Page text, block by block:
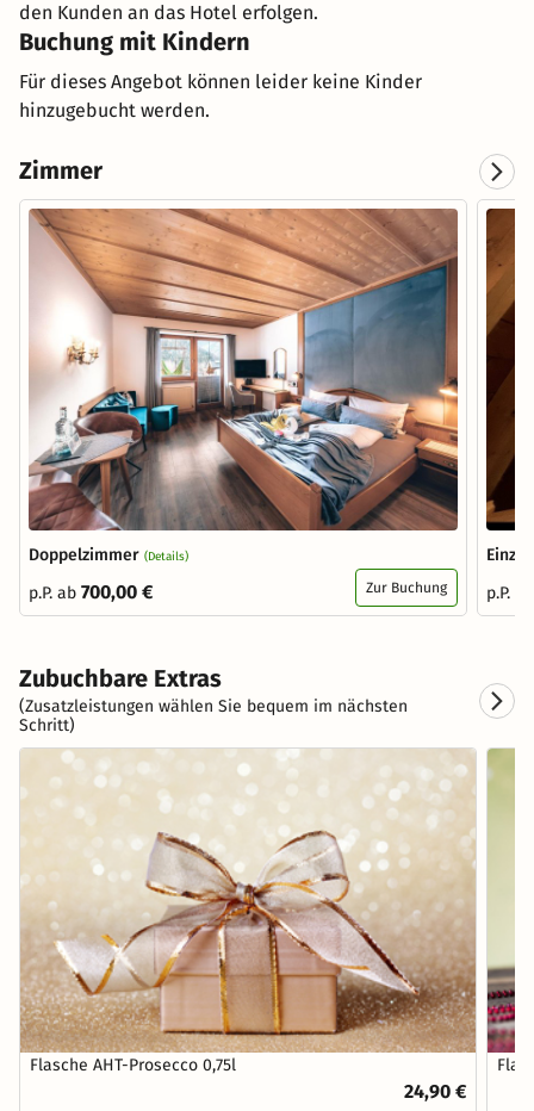
den Kunden an das Hotel erfolgen.
Buchung mit Kindern
Für dieses Angebot können leider keine Kinder
hinzugebucht werden.
Zimmer
Doppelzimmer (Details)
p.P. ab 700,00 € Zur Buchung
p.P.
Zubuchbare Extras
(Zusatzleistungen wählen Sie bequem im nächsten
Schritt)
Flasche AHT-Prosecco 0,75l
24,90 €